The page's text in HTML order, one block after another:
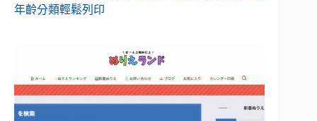
年齡分類輕鬆列印